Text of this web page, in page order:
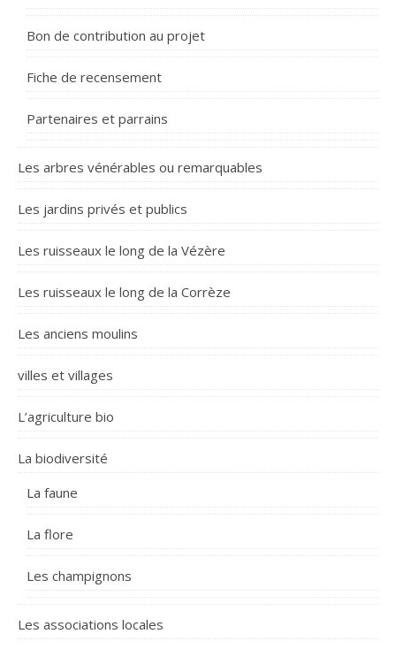
Bon de contribution au projet
Fiche de recensement
Partenaires et parrains
Les arbres vénérables ou remarquables
Les jardins privés et publics
Les ruisseaux le long de la Vézère
Les ruisseaux le long de la Corrèze
Les anciens moulins
villes et villages
L’agriculture bio
La biodiversité
La faune
La flore
Les champignons
Les associations locales